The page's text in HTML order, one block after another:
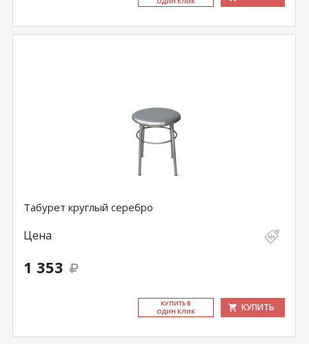
Табурет круглый серебро
Цена
1 353
КУ­ПИТЬ В
ОДИН КЛИК
КУПИТЬ